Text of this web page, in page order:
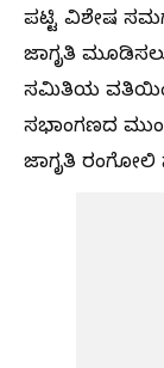
ಪಟ್ಟಿ ವಿಶೇಷ
ಜಾಗೃತಿ
ಸಮಿತಿಯ
ಸಭಾಂಗಣದ
ಜಾಗೃತಿ ರಂಗೋಲಿ